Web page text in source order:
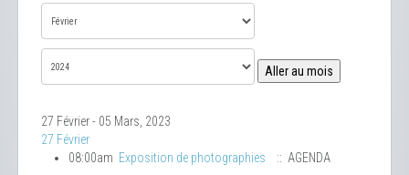
Aller au mois
27 Février - 05 Mars, 2023
27 Février
08:00am Exposition de photographies :: AGENDA